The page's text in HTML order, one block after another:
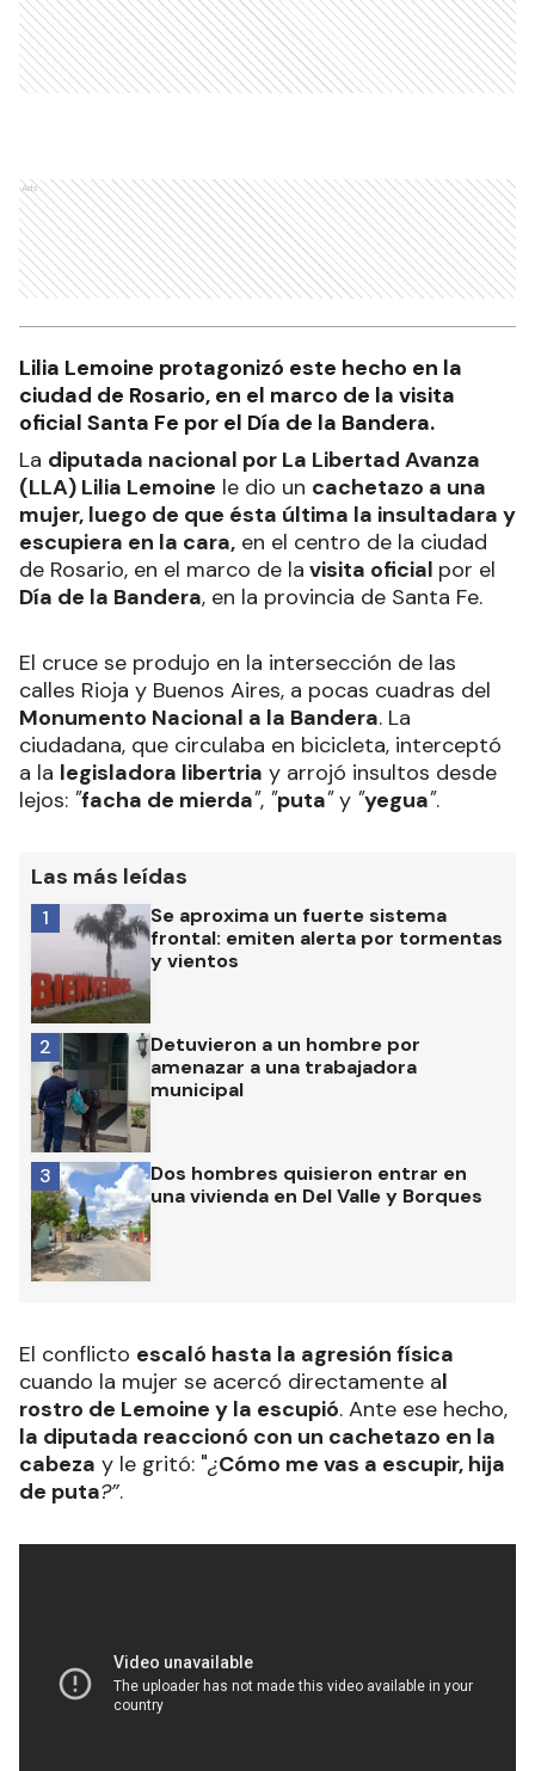
Ads
Lilia Lemoine protagonizó este hecho en la
ciudad de Rosario, en el marco de la visita
oficial Santa Fe por el Día de la Bandera.
La diputada nacional por La Libertad Avanza
(LLA) Lilia Lemoine le dio un cachetazo a una
mujer, luego de que ésta última la insultadara y
escupiera en la cara, en el centro de la ciudad
de Rosario, en el marco de la visita oficial por el
Día de la Bandera, en la provincia de Santa Fe.
El cruce se produjo en la intersección de las
calles Rioja y Buenos Aires, a pocas cuadras del
Monumento Nacional a la Bandera. La
ciudadana, que circulaba en bicicleta, interceptó
a la legisladora libertria y arrojó insultos desde
lejos: "facha de mierda", "puta"y "yegua".
Las más leídas
Se aproxima un fuerte sistema
frontal: emiten alerta por tormentas
y vientos
1
Detuvieron a un hombre por
amenazar a una trabajadora
municipal
2
Dos hombres quisieron entrar en
una vivienda en Del Valle y Borques
3
El conflicto escaló hasta la agresión física
cuando la mujer se acercó directamente al
rostro de Lemoine y la escupió. Ante ese hecho,
la diputada reaccionó con un cachetazo en la
cabeza y le gritó: "¿Cómo me vas a escupir, hija
de puta?”.